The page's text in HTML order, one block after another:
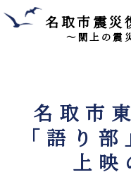
名取市震災
～閖上の震
名取市
「語り
上映